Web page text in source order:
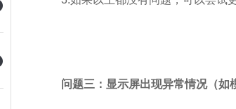
问题三：显示屏出现异常情况（如